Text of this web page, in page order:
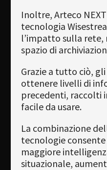
Inoltre, Arteco
tecnologia
l’impatto sulla rete,
spazio di
Grazie a tutto ciò,
ottenere livelli di
precedenti, raccolti
facile da usare.
La combinazione
tecnologie
maggiore
situazionale,